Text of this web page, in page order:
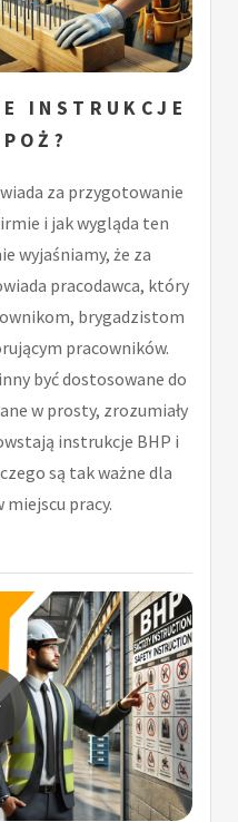
INSTRUKCJE
za przygotowanie
i jak wygląda ten
wyjaśniamy, że za
pracodawca, który
brygadzistom
pracowników.
być dostosowane do
w prosty, zrozumiały
instrukcje BHP i
są tak ważne dla
pracy.